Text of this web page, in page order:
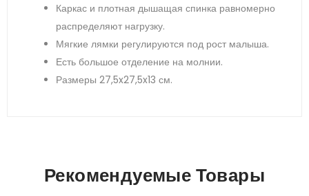
Каркас и плотная дышащая спинка равномерно
распределяют нагрузку.
Мягкие лямки регулируются под рост малыша.
Есть большое отделение на молнии.
Размеры 27,5x27,5x13 см.
Рекомендуемые Товары